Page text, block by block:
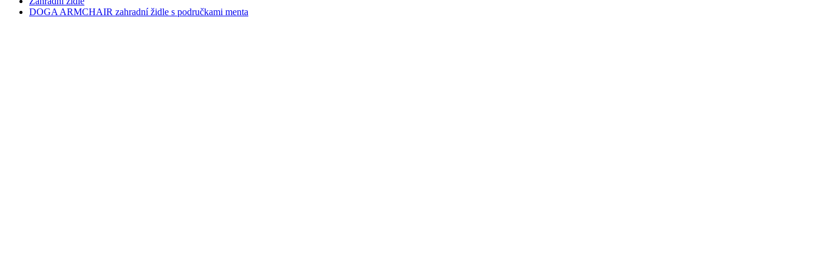
DOGA ARMCHAIR zahradní židle s područkami menta